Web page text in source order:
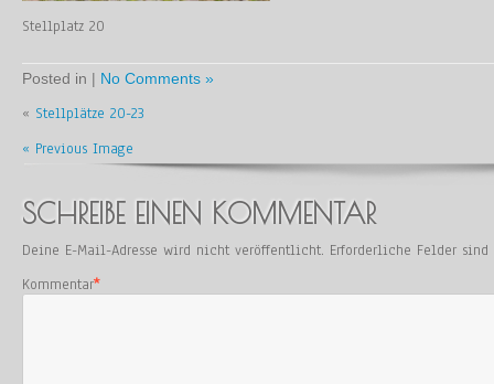
Stellplatz 20
Posted in | No Comments »
« Stellplätze 20-23
« Previous Image
SCHREIBE EINEN KOMMENTAR
Deine E-Mail-Adresse wird nicht veröffentlicht. Erforderliche Felder
Kommentar*